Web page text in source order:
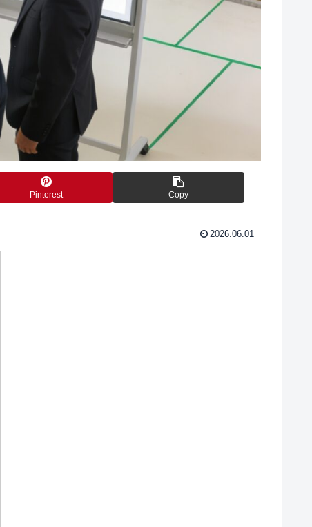
Pinterest Copy
2026.06.01